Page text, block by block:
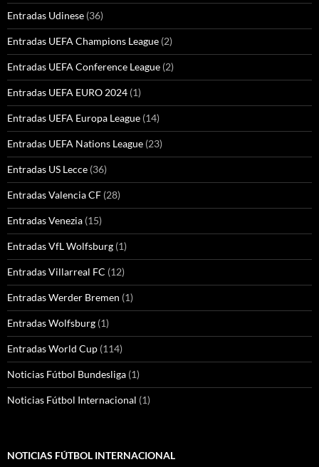
Entradas Udinese (36)
Entradas UEFA Champions League (2)
Entradas UEFA Conference League (2)
Entradas UEFA EURO 2024 (1)
Entradas UEFA Europa League (14)
Entradas UEFA Nations League (23)
Entradas US Lecce (36)
Entradas Valencia CF (28)
Entradas Venezia (15)
Entradas VfL Wolfsburg (1)
Entradas Villarreal FC (12)
Entradas Werder Bremen (1)
Entradas Wolfsburg (1)
Entradas World Cup (114)
Noticias Fútbol Bundesliga (1)
Noticias Fútbol Internacional (1)
NOTICIAS FÚTBOL INTERNACIONAL